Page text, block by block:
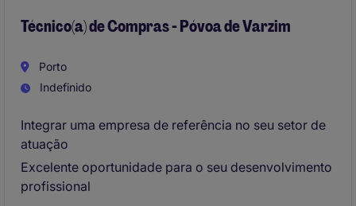
Técnico(a) de Compras - Póvoa de Varzim
Porto
Indefinido
Integrar uma empresa de referência no seu setor de
atuação
Excelente oportunidade para o seu desenvolvimento
profissional